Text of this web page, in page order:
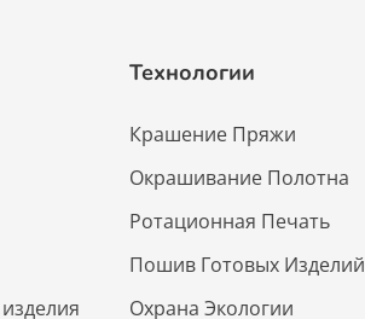
Технологии
Крашение Пряжи
Окрашивание Полотна
Ротационная Печать
Пошив Готовых Изделий
Охрана Экологии